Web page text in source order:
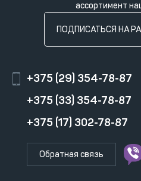
ассортимент
ПОДПИСАТЬСЯ НА
+375 (29) 354-78-87
+375 (33) 354-78-87
+375 (17) 302-78-87
Обратная связь